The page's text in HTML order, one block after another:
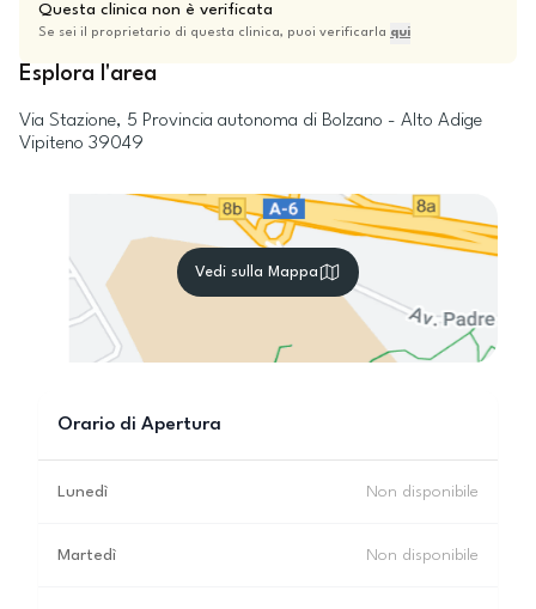
Questa clinica non è verificata
Se sei il proprietario di questa clinica, puoi verificarla qui
Esplora l'area
Via Stazione, 5 Provincia autonoma di Bolzano - Alto Adige
Vipiteno 39049
Vedi sulla Mappa
Orario di Apertura
Lunedì Non disponibile
Martedì Non disponibile